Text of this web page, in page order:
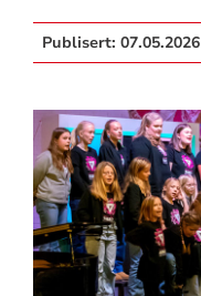
Publisert: 07.05.2026